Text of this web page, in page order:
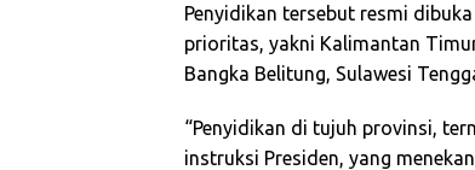
Penyidikan tersebut resmi
prioritas, yakni Kalimantan
Bangka Belitung, Sulawesi
“Penyidikan di tujuh provinsi,
instruksi Presiden, yang